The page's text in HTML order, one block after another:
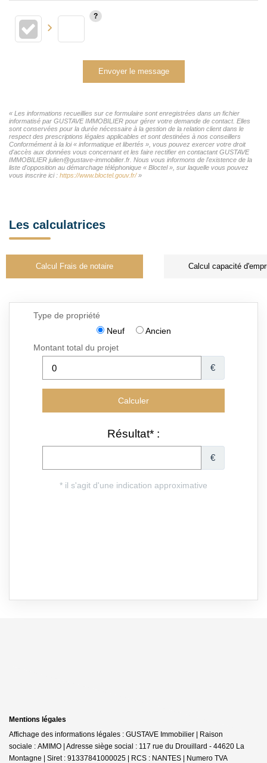
Envoyer le message
« Les informations recueillies sur ce formulaire sont enregistrées dans un fichier
informatisé par GUSTAVE IMMOBILIER pour gérer votre demande de contact. Elles
sont conservées pour la durée nécessaire à la gestion de la relation client dans le
respect des prescriptions légales applicables et sont destinées à nos conseillers
Conformément à la loi « informatique et libertés », vous pouvez exercer votre droit
d'accès aux données vous concernant et les faire rectifier en contactant GUSTAVE
IMMOBILIER julien@gustave-immobilier.fr. Nous vous informons de l'existence de la
liste d'opposition au démarchage téléphonique « Bloctel », sur laquelle vous pouvez
vous inscrire ici : https://www.bloctel.gouv.fr/»
Les calculatrices
Calcul Frais de notaire Calcul capacité
Mentions légales
Affichage des informations légales : GUSTAVE Immobilier | Raison
sociale : AMIMO | Adresse siège social : 117 rue du Drouillard - 44620 La
Montagne | Siret : 91337841000025 | RCS : NANTES | Numero TVA